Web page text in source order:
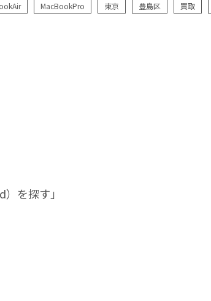
MacBookPro 東京 豊島区 買取
を探す」